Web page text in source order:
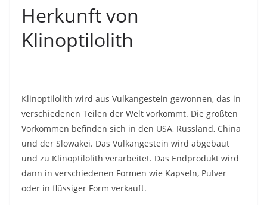
Herkunft von
Klinoptilolith
Klinoptilolith wird aus Vulkangestein gewonnen, das in
verschiedenen Teilen der Welt vorkommt. Die größten
Vorkommen befinden sich in den USA, Russland, China
und der Slowakei. Das Vulkangestein wird abgebaut
und zu Klinoptilolith verarbeitet. Das Endprodukt wird
dann in verschiedenen Formen wie Kapseln, Pulver
oder in flüssiger Form verkauft.